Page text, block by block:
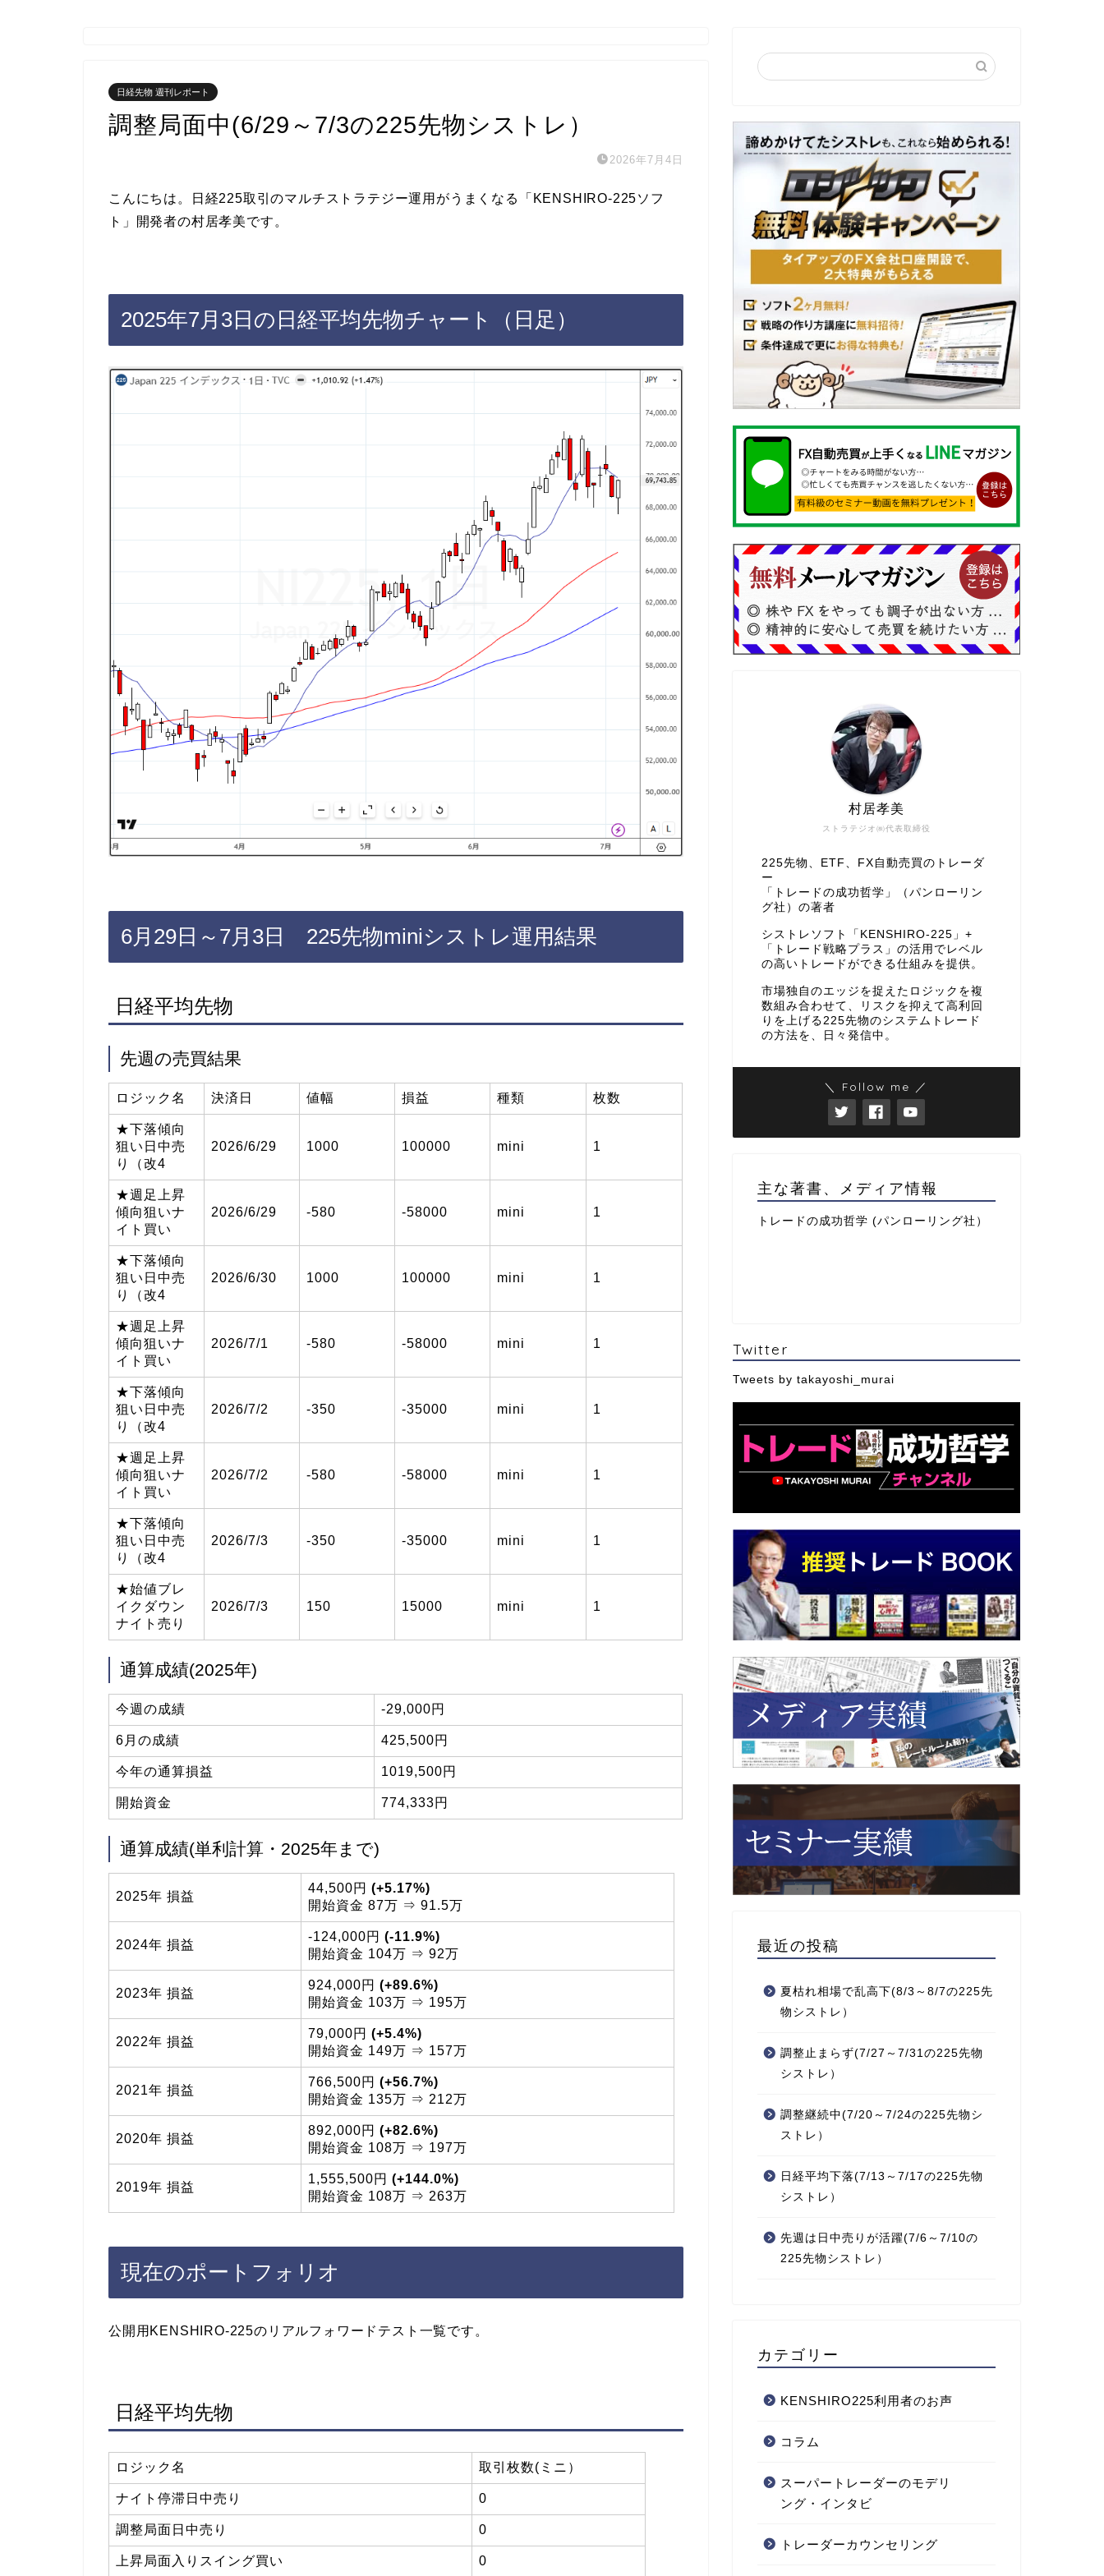
日経先物 週刊レポート
調整局面中(6/29～7/3の225先物シストレ）
2026年7月4日
こんにちは。日経225取引のマルチストラテジー運用がうまくなる「KENSHIRO‐225ソフ
ト」開発者の村居孝美です。
2025年7月3日の日経平均先物チャート（日足）
6月29日～7月3日 225先物miniシストレ運用結果
日経平均先物
先週の売買結果
ロジック名 決済日 値幅 損益 種類 枚数
★下落傾向
狙い日中売
り（改4
2026/6/29 1000 100000 mini 1
★週足上昇
傾向狙いナ
イト買い
2026/6/29 -580 -58000 mini 1
★下落傾向
狙い日中売
り（改4
2026/6/30 1000 100000 mini 1
★週足上昇
傾向狙いナ
イト買い
2026/7/1 -580 -58000 mini 1
★下落傾向
狙い日中売
り（改4
2026/7/2 -350 -35000 mini 1
★週足上昇
傾向狙いナ
イト買い
2026/7/2 -580 -58000 mini 1
★下落傾向
狙い日中売
り（改4
2026/7/3 -350 -35000 mini 1
★始値ブレ
イクダウン
ナイト売り
2026/7/3 150 15000 mini 1
通算成績(2025年)
今週の成績 -29,000円
6月の成績 425,500円
今年の通算損益 1019,500円
開始資金 774,333円
通算成績(単利計算・2025年まで)
2025年 損益
44,500円 (+5.17%)
開始資金 87万 ⇒ 91.5万
2024年 損益
-124,000円 (-11.9%)
開始資金 104万 ⇒ 92万
2023年 損益
924,000円 (+89.6%)
開始資金 103万 ⇒ 195万
2022年 損益
79,000円 (+5.4%)
開始資金 149万 ⇒ 157万
2021年 損益
766,500円 (+56.7%)
開始資金 135万 ⇒ 212万
2020年 損益
892,000円 (+82.6%)
開始資金 108万 ⇒ 197万
2019年 損益
1,555,500円 (+144.0%)
開始資金 108万 ⇒ 263万
現在のポートフォリオ
公開用KENSHIRO-225のリアルフォワードテスト一覧です。
日経平均先物
ロジック名 取引枚数(ミニ）
ナイト停滞日中売り 0
調整局面日中売り 0
上昇局面入りスイング買い 0
ストラテジオ㈱代表取締役
村居孝美
225先物、ETF、FX自動売買のトレーダ
ー
「トレードの成功哲学」（パンローリン
グ社）の著者
シストレソフト「KENSHIRO-225」+
「トレード戦略プラス」の活用でレベル
の高いトレードができる仕組みを提供。
市場独自のエッジを捉えたロジックを複
数組み合わせて、リスクを抑えて高利回
りを上げる225先物のシステムトレード
の方法を、日々発信中。
＼ Follow me ／
主な著書、メディア情報
トレードの成功哲学 (パンローリング社）
Twitter
Tweets by takayoshi_murai
最近の投稿
夏枯れ相場で乱高下(8/3～8/7の225先
物シストレ）
調整止まらず(7/27～7/31の225先物
シストレ）
調整継続中(7/20～7/24の225先物シ
ストレ）
日経平均下落(7/13～7/17の225先物
シストレ）
先週は日中売りが活躍(7/6～7/10の
225先物シストレ）
カテゴリー
KENSHIRO225利用者のお声
コラム
スーパートレーダーのモデリ
ング・インタビ
トレーダーカウンセリング